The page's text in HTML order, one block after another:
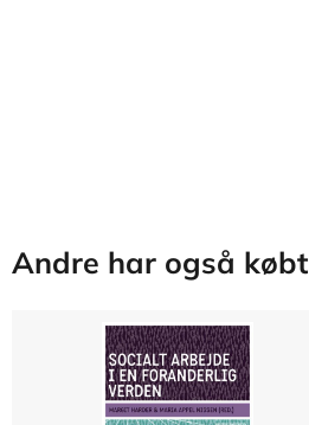
Andre har også købt